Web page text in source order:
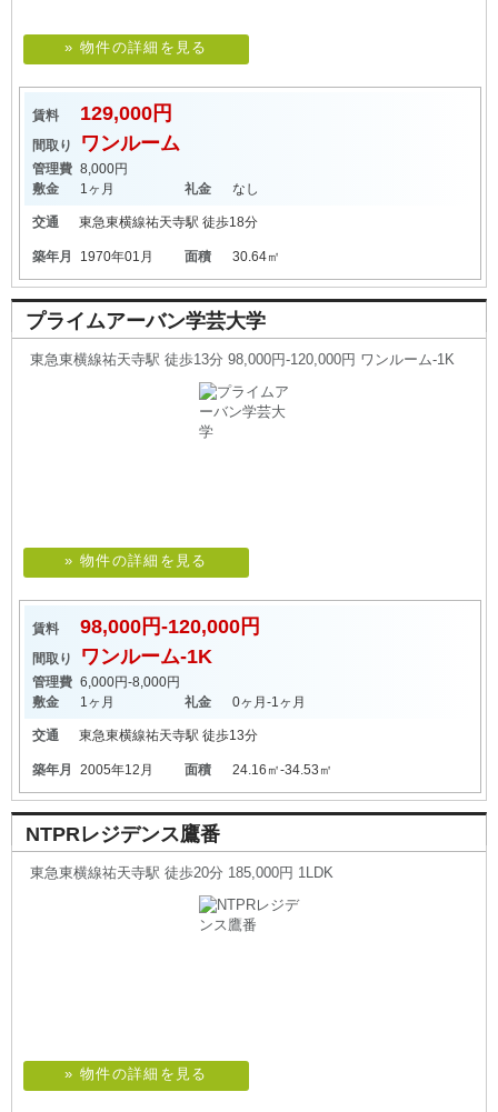
» 物件の詳細を見る
賃料 129,000円
間取り ワンルーム
管理費 8,000円
敷金
1ヶ月 礼金 なし
交通 東急東横線祐天寺駅 徒歩18分
築年月 1970年01月 面積 30.64㎡
プライムアーバン学芸大学
東急東横線祐天寺駅 徒歩13分 98,000円-120,000円 ワンルーム-1K
» 物件の詳細を見る
賃料 98,000円-120,000円
間取り ワンルーム-1K
管理費 6,000円-8,000円
敷金
1ヶ月 礼金 0ヶ月-1ヶ月
交通 東急東横線祐天寺駅 徒歩13分
築年月 2005年12月 面積 24.16㎡-34.53㎡
NTPRレジデンス鷹番
東急東横線祐天寺駅 徒歩20分 185,000円 1LDK
» 物件の詳細を見る